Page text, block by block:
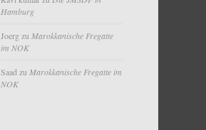
Hamburg
Joerg zu Marokkanische Fregatte
im NOK
Saad zu Marokkanische Fregatte im
NOK